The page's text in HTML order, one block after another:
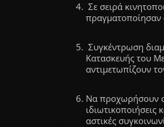
Σε σειρά
Συγκέντρωση
Κατασκευής του
αντιμετωπίζουν
Να προχωρήσουν
αστικές